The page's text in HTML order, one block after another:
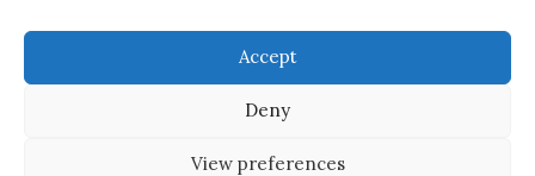
Accept
Deny
View preferences